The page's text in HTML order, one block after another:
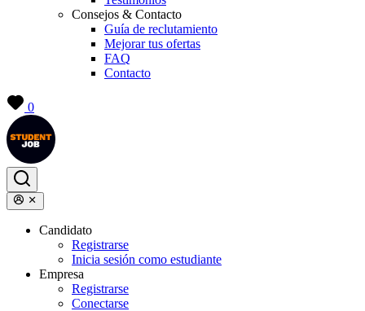
Consejos & Contacto
Guía de reclutamiento
Mejorar tus ofertas
FAQ
Contacto
0
Candidato
Registrarse
Inicia sesión como estudiante
Empresa
Registrarse
Conectarse